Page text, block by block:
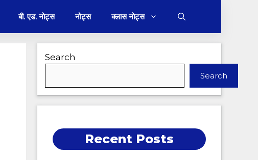
बी. एड. नोट्स नोट्स क्लास नोट्स
Search
Search
Recent Posts